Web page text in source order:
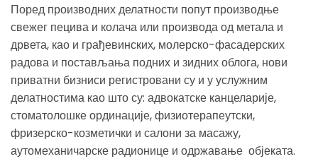
Поред производних делатности попут производње
свежег пецива и колача или производа од метала и
дрвета, као и грађевинских, молерско-фасадерских
радова и постављања подних и зидних облога, нови
приватни бизниси регистровани су и у услужним
делатностима као што су: адвокатске канцеларије,
стоматолошке ординације, физиотерапеутски,
фризерско-козметички и салони за масажу,
аутомеханичарске радионице и одржавање објеката.